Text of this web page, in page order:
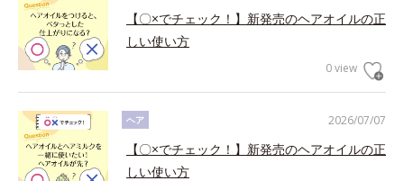
【〇×でチェック！】新発売のヘアオイルの正
しい使い方
0 view
2026/07/07
ヘア
【〇×でチェック！】新発売のヘアオイルの正
しい使い方